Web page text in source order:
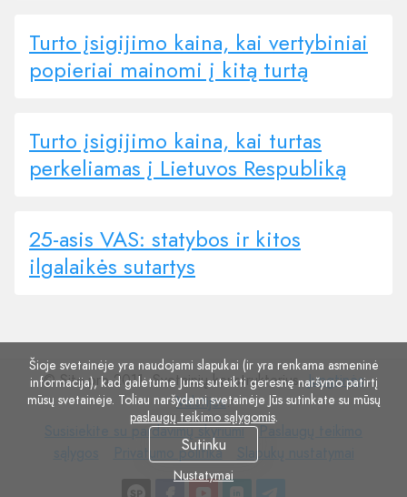
Turto įsigijimo kaina, kai vertybiniai
popieriai mainomi į kitą turtą
Turto įsigijimo kaina, kai turtas
perkeliamas į Lietuvos Respubliką
25-asis VAS: statybos ir kitos
ilgalaikės sutartys
© Site.pro 2011. Svetainių konstruktorius.Jungtinės
Valstijos.
Susisiekite su pardavimų skyriumi
Paslaugų
Paslaugų teikimo
Privatumo politika
Šioje svetainėje yra naudojami slapukai (ir yra renkama asmeninė
informacija), kad galėtume Jums suteikti geresnę naršymo patirtį
mūsų svetainėje. Toliau naršydami svetainėje Jūs sutinkate su mūsų
paslaugų teikimo sąlygomis.
Sutinku
Nustatymai